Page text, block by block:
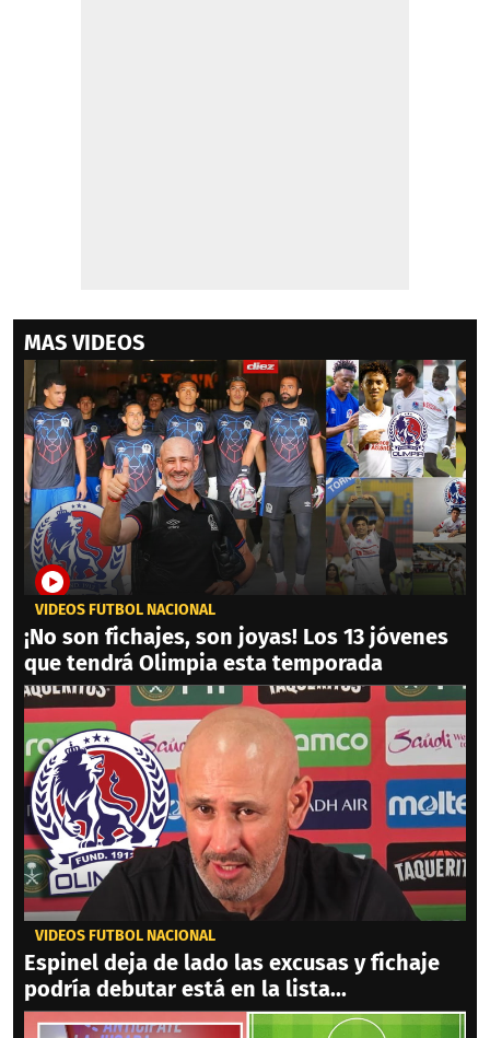
MAS VIDEOS
VIDEOS FÚTBOL NACIONAL
¡No son fichajes, son joyas! Los 13 jóvenes
que tendrá Olimpia esta temporada
VIDEOS FÚTBOL NACIONAL
Espinel deja de lado las excusas y fichaje
podría debutar está en la lista...